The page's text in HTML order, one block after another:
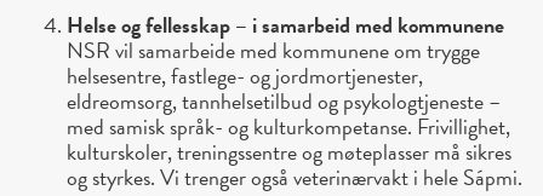
Helse og fellesskap – i samarbeid med kommunene
NSR vil samarbeide med kommunene om trygge
helsesentre, fastlege- og jordmortjenester,
eldreomsorg, tannhelsetilbud og psykologtjeneste –
med samisk språk- og kulturkompetanse. Frivillighet,
kulturskoler, treningssentre og møteplasser må sikres
og styrkes. Vi trenger også veterinærvakt i hele Sápmi.